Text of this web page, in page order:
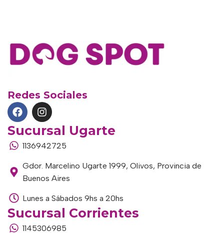
Redes Sociales
Sucursal Ugarte
1136942725
Gdor. Marcelino Ugarte 1999, Olivos, Provincia de
Buenos Aires
Lunes a Sábados 9hs a 20hs
Sucursal Corrientes
1145306985